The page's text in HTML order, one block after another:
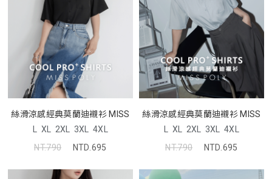
絲滑涼感經典莫蘭迪襯衫 MISS
L XL 2XL 3XL 4XL
NT.790
NTD.695
絲滑涼感經典莫蘭迪襯衫 MISS
L XL 2XL 3XL 4XL
NT.790
NTD.695